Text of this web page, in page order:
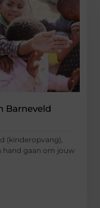
Barneveld
(kinderopvang),
hand gaan om jouw